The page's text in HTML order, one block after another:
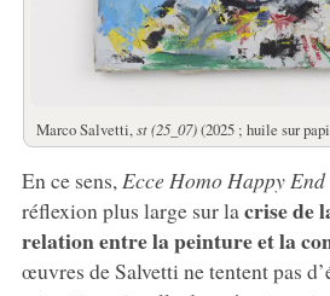
Marco Salvetti,st (25_07)(2025 ; huile sur
En ce sens,Ecce Homo Happy End
réflexion plus large sur lacrise de
relation entre la peinture et la
œuvres de Salvetti ne tentent pas